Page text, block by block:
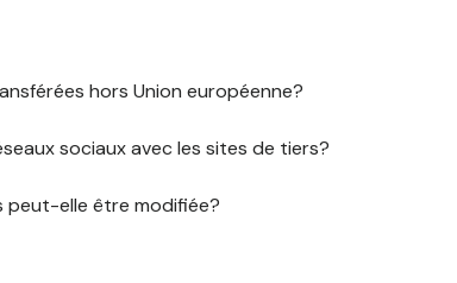
hors Union européenne?
sociaux avec les sites de tiers?
elle être modifiée?